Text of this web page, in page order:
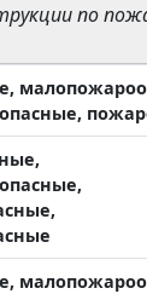
по